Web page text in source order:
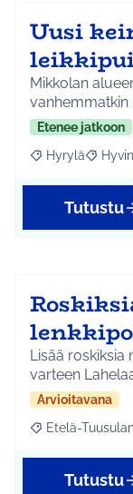
Uusi
Mikkolan
vanhemmatkin
Etenee jatkoon
Rajaa tulokset
Hyrylä Rajaa
Tutustu
Lisää roskiksia
varteen
Arvioitavana
Rajaa tulokset
Etelä-
Tutustu